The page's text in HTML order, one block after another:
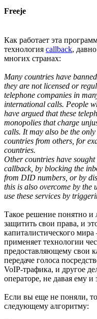
Freeje
Как работает эта
технология callback,
многих странах:
Many countries have
they are not licensed or
telephone companies in
international calls. People
have argued that these
monopolies that charge
calls. It may also be the
countries from others, for
countries.
Other countries have
callback, by blocking the
from DID numbers, or by
this is also overcome by the
use these services by
Такое решение понятно
защитить свои права, и
капиталистического
применяет технологии
предоставляющему свои
передаче голоса
VoIP-трафика, и другое
операторе, не давая ему
Если вы еще не поняли,
следующему алгоритму: